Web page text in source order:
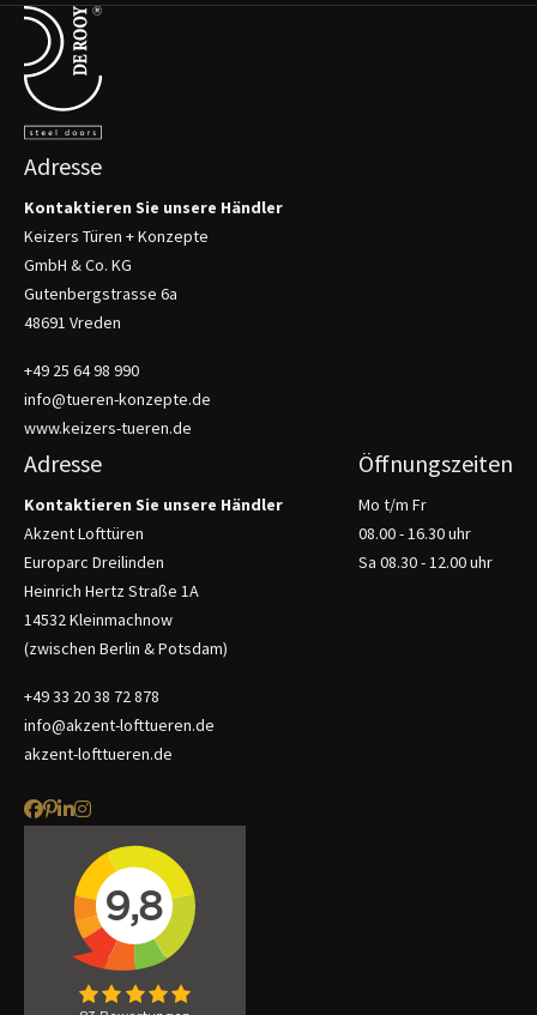
Terug naar de startpagina
Adresse
Kontaktieren Sie unsere Händler
Keizers Türen + Konzepte
GmbH & Co. KG
Gutenbergstrasse 6a
48691 Vreden
+49 25 64 98 990
info@tueren-konzepte.de
www.keizers-tueren.de
Öffnungszeiten
Mo t/m Fr
08.00 - 16.30 uhr
Sa 08.30 - 12.00 uhr
Adresse
Kontaktieren Sie unsere Händler
Akzent Lofttüren
Europarc Dreilinden
Heinrich Hertz Straße 1A
14532 Kleinmachnow
(zwischen Berlin & Potsdam)
+49 33 20 38 72 878
info@akzent-lofttueren.de
akzent-lofttueren.de